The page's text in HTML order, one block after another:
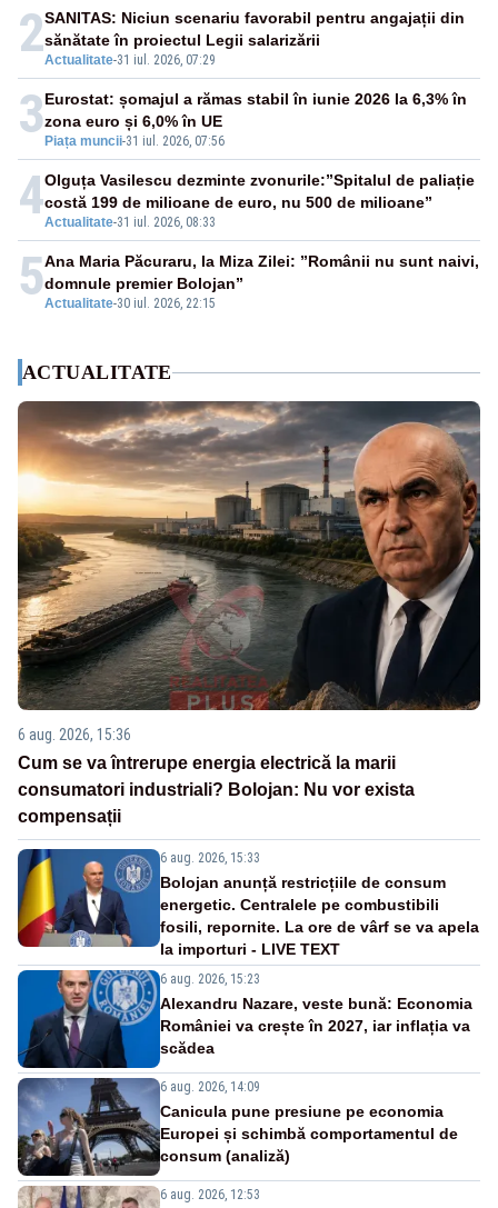
2Actualitate-31 iul. 2026, 07:29
SANITAS: Niciun scenariu favorabil pentru angajații din
sănătate în proiectul Legii salarizării
3 Piața muncii-31 iul. 2026, 07:56
Eurostat: șomajul a rămas stabil în iunie 2026 la 6,3% în
zona euro și 6,0% în UE
4Actualitate-31 iul. 2026, 08:33
Olguța Vasilescu dezminte zvonurile:”Spitalul de paliație
costă 199 de milioane de euro, nu 500 de milioane”
5Actualitate-30 iul. 2026, 22:15
Ana Maria Păcuraru, la Miza Zilei: ”Românii nu sunt naivi,
domnule premier Bolojan”
ACTUALITATE
6 aug. 2026, 15:36
Cum se va întrerupe energia electrică la marii
consumatori industriali? Bolojan: Nu vor exista
compensații
6 aug. 2026, 15:33
Bolojan anunță restricțiile de consum
energetic. Centralele pe combustibili
fosili, repornite. La ore de vârf se va apela
la importuri - LIVE TEXT
6 aug. 2026, 15:23
Alexandru Nazare, veste bună: Economia
României va crește în 2027, iar inflația va
scădea
6 aug. 2026, 14:09
Canicula pune presiune pe economia
Europei și schimbă comportamentul de
consum (analiză)
6 aug. 2026, 12:53